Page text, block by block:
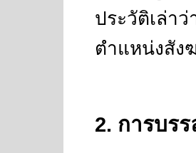
ประวัติเล่า
ตำแหน่งสัง
2. การบร